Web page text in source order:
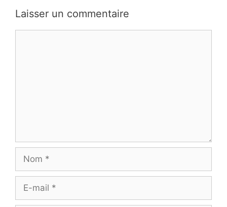
Laisser un commentaire
Nom